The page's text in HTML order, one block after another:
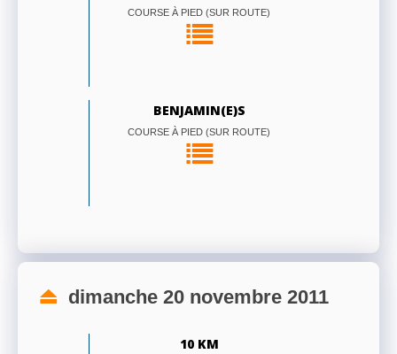
COURSE À PIED (SUR ROUTE)
BENJAMIN(E)S
COURSE À PIED (SUR ROUTE)
dimanche 20 novembre 2011
10 KM